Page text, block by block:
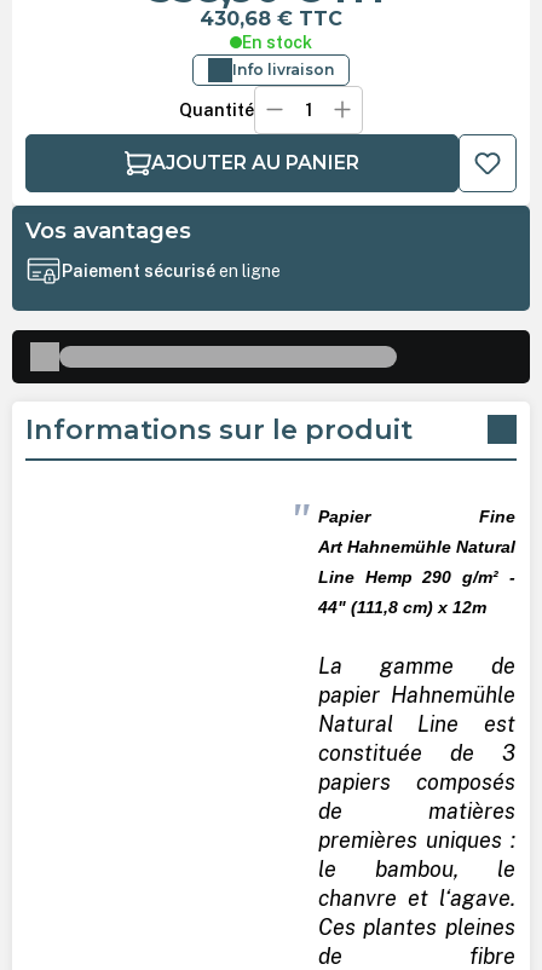
430,68 € TTC
En stock
Info livraison
Quantité
AJOUTER AU PANIER
Vos avantages
Paiement sécuriséen ligne
Informations sur le produit
Papier Fine
Art HahnemühleNatural
Line Hemp 290 g/m² -
44" (111,8 cm) x 12m
La gamme de
papier Hahnemühle
Natural Line est
constituée de 3
papiers composés
de matières
premières uniques :
le bambou, le
chanvre et l‘agave.
Ces plantes pleines
de fibre